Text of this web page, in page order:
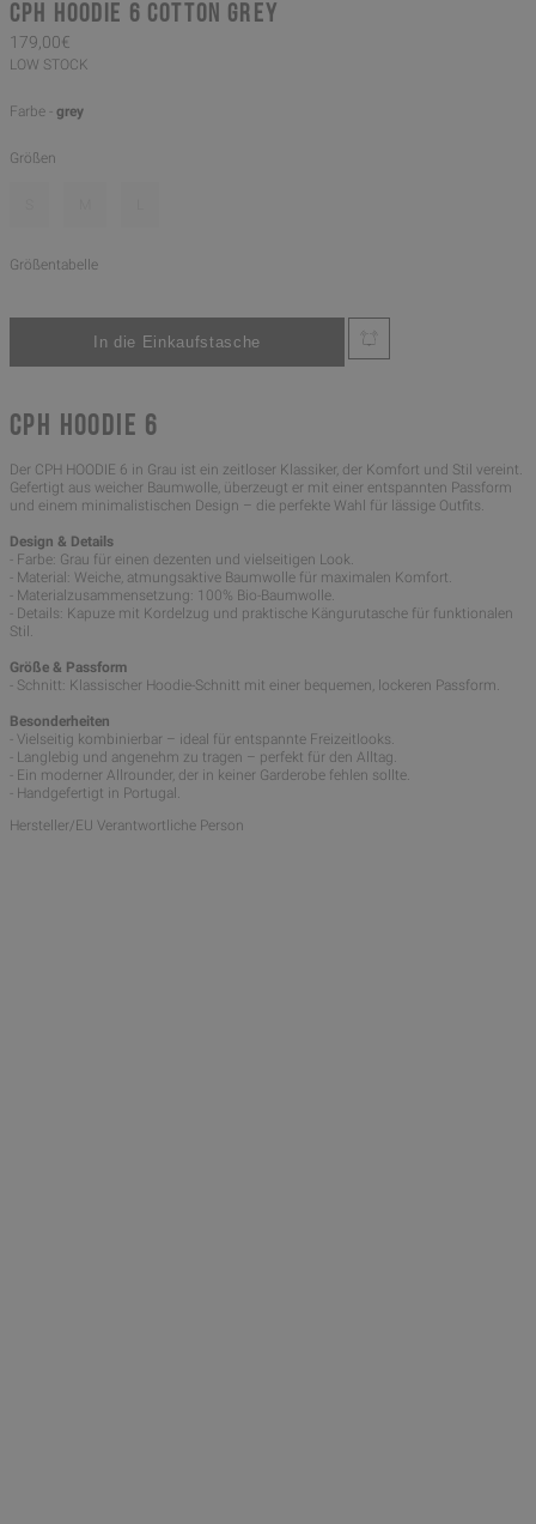
CPH HOODIE 6 cotton grey
179,00€
LOW STOCK
Farbe - grey
Größen
Größentabelle
CPH HOODIE 6
Der CPH HOODIE 6 in Grau ist ein zeitloser Klassiker, der Komfort und Stil vereint.
Gefertigt aus weicher Baumwolle, überzeugt er mit einer entspannten Passform
und einem minimalistischen Design – die perfekte Wahl für lässige Outfits.
Design & Details
- Farbe: Grau für einen dezenten und vielseitigen Look.
- Material: Weiche, atmungsaktive Baumwolle für maximalen Komfort.
- Materialzusammensetzung: 100% Bio-Baumwolle.
- Details: Kapuze mit Kordelzug und praktische Kängurutasche für funktionalen
Stil.
Größe & Passform
- Schnitt: Klassischer Hoodie-Schnitt mit einer bequemen, lockeren Passform.
Besonderheiten
- Vielseitig kombinierbar – ideal für entspannte Freizeitlooks.
- Langlebig und angenehm zu tragen – perfekt für den Alltag.
- Ein moderner Allrounder, der in keiner Garderobe fehlen sollte.
- Handgefertigt in Portugal.
Hersteller/EU Verantwortliche Person